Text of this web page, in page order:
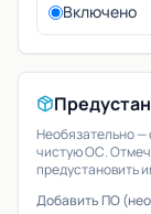
Включено
Необязательно —
чистую ОС.
предустановить
Добавить ПО